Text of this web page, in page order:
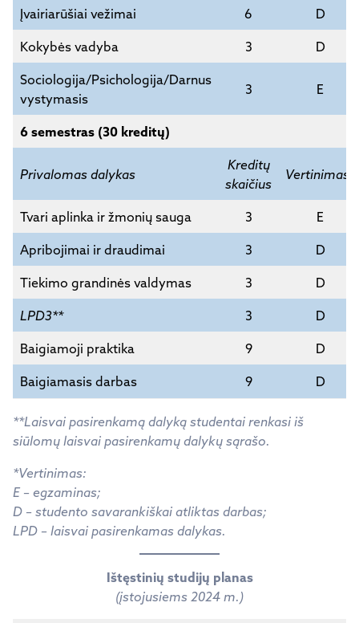
Įvairiarūšiai vežimai 6 D
Kokybės vadyba 3 D
Sociologija/Psichologija/Darnus
vystymasis
3 E
6 semestras (30 kreditų)
Privalomas dalykas
Kreditų
skaičius
Vertinimas*
Tvari aplinka ir žmonių sauga 3 E
Apribojimai ir draudimai 3 D
Tiekimo grandinės valdymas 3 D
LPD3** 3 D
Baigiamoji praktika 9 D
Baigiamasis darbas 9 D
**Laisvai pasirenkamą dalyką studentai renkasi iš
siūlomų laisvai pasirenkamų dalykų sąrašo.
*Vertinimas:
E – egzaminas;
D – studento savarankiškai atliktas darbas;
LPD – laisvai pasirenkamas dalykas.
Ištęstinių studijų planas
(įstojusiems 2024 m.)